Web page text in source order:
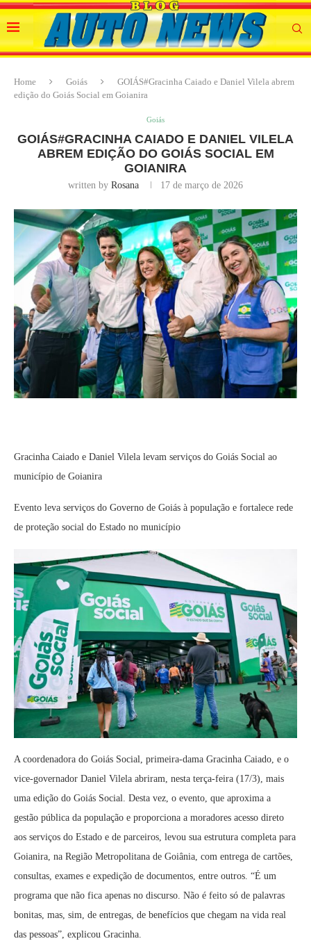
Home Goiás
GOIÁS#Gracinha Caiado e Daniel Vilela abrem
edição do Goiás Social em Goianira
Goiás
GOIÁS#GRACINHA CAIADO E DANIEL VILELA
ABREM EDIÇÃO DO GOIÁS SOCIAL EM
GOIANIRA
written by Rosana 17 de março de 2026
Gracinha Caiado e Daniel Vilela levam serviços do Goiás Social ao
município de Goianira
Evento leva serviços do Governo de Goiás à população e fortalece rede
de proteção social do Estado no município
A coordenadora do Goiás Social, primeira-dama Gracinha Caiado, e o
vice-governador Daniel Vilela abriram, nesta terça-feira (17/3), mais
uma edição do Goiás Social. Desta vez, o evento, que aproxima a
gestão pública da população e proporciona a moradores acesso direto
aos serviços do Estado e de parceiros, levou sua estrutura completa para
Goianira, na Região Metropolitana de Goiânia, com entrega de cartões,
consultas, exames e expedição de documentos, entre outros. “É um
programa que não fica apenas no discurso. Não é feito só de palavras
bonitas, mas, sim, de entregas, de benefícios que chegam na vida real
das pessoas”, explicou Gracinha.